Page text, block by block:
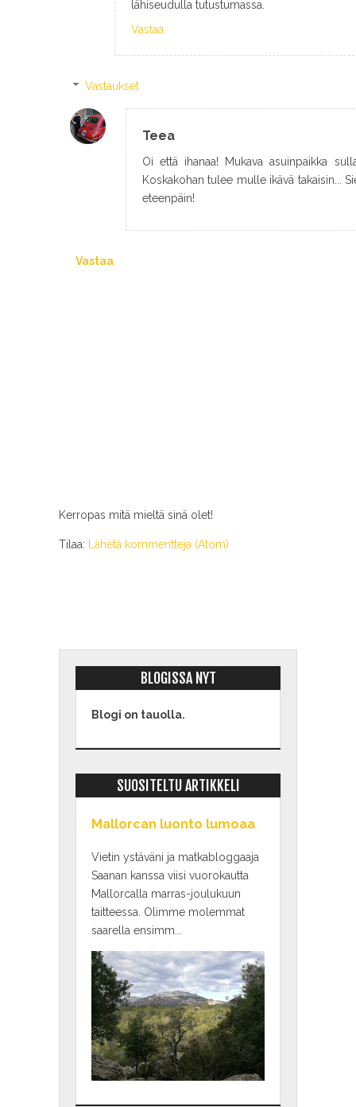
lähiseudulla tutustumassa.
Vastaa
Vastaukset
Teea
Oi että ihanaa! Mukava asuinpaikka
Koskakohan tulee mulle ikävä takaisin...
eteenpäin!
Vastaa
Kerropas mitä mieltä sinä olet!
Tilaa: Lähetä kommentteja (Atom)
BLOGISSA NYT
Blogi on tauolla.
SUOSITELTU ARTIKKELI
Mallorcan luonto lumoaa
Vietin ystäväni ja matkabloggaaja
Saanan kanssa viisi vuorokautta
Mallorcalla marras-joulukuun
taitteessa. Olimme molemmat
saarella ensimm...